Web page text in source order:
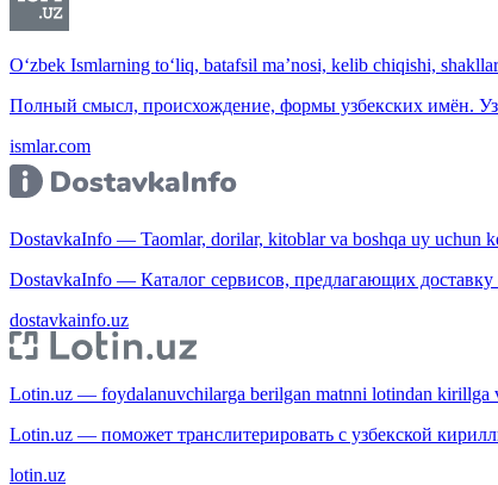
O‘zbek Ismlarning to‘liq, batafsil ma’nosi, kelib chiqishi,
Полный смысл, происхождение, формы узбекских имён.
ismlar.com
DostavkaInfo — Taomlar, dorilar, kitoblar va boshqa uy uchun
DostavkaInfo — Каталог сервисов, предлагающих доставку
dostavkainfo.uz
Lotin.uz — foydalanuvchilarga berilgan matnni lotindan kirillga
Lotin.uz — поможет транслитерировать с узбекской
lotin.uz